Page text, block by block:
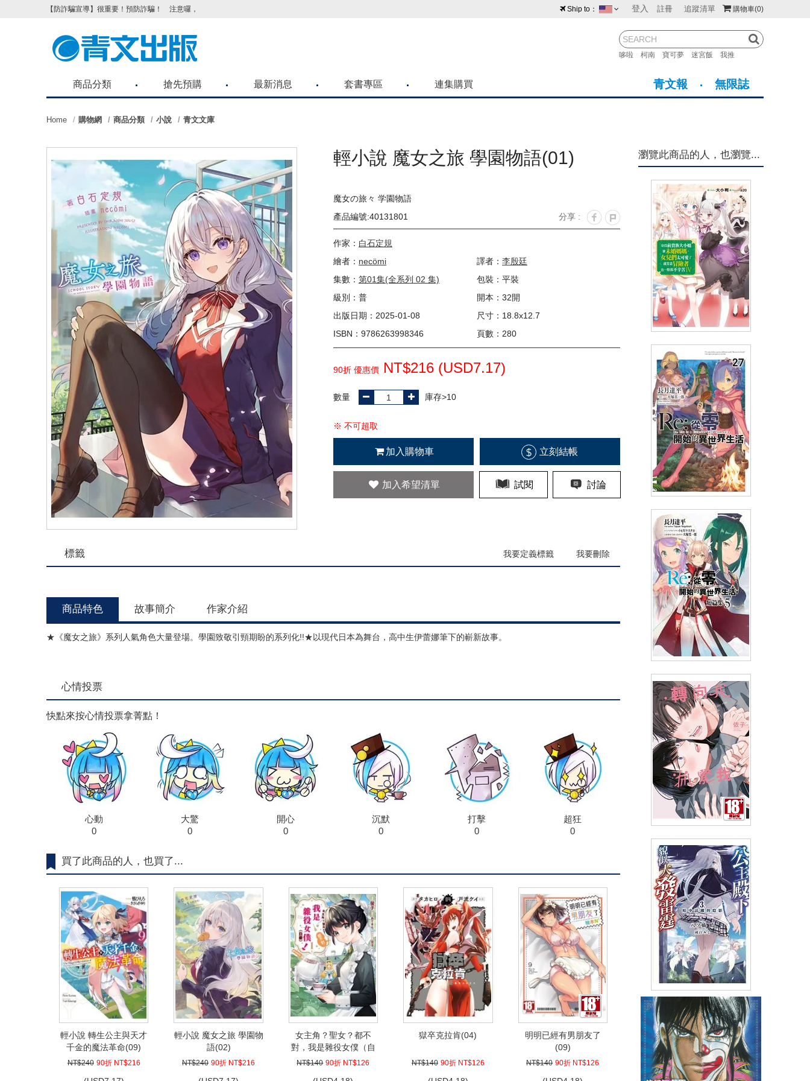
購物車(0)
登入 註冊 追蹤清單
哆啦 柯南 寶可夢 迷宮飯 我推
Ship to：
紐西蘭 馬來西亞
菲律賓
【防詐騙宣導】很重要！預防詐騙！ 注意囉，不要被騙了！請各位喜歡青文購物網的朋友們，提高警覺！
商品分類 搶先預購 最新消息 套書專區 連集購買 青文報 無限誌
Home 購物網 商品分類 小說 青文文庫
輕小說 魔女之旅 學園物語(01)
魔女の旅々 学園物語
產品編號:40131801
分享 :
作家： 白石定規
繪者： necömi 譯者： 李殷廷
集數： 第01集(全系列 02 集)
包裝：平裝
級別：普
開本：32開
出版日期：2025-01-08
尺寸：18.8x12.7
ISBN：9786263998346
頁數：280
90折 優惠價 NT$216 (USD7.17)
數量 庫存>10
※ 不可超取
加入購物車 $ 立刻結帳
加入希望清單 試閱 討論
標籤 我要定義標籤 我要刪除
商品特色 故事簡介 作家介紹
★《魔女之旅》系列人氣角色大量登場。學園致敬引頸期盼的系列化!!★以現代日本為舞台，高中生伊蕾娜筆下的嶄新故事。
心情投票
快點來按心情投票拿菁點！
心動
0
大驚
0
開心
0
沉默
0
打擊
0
超狂
0
買了此商品的人，也買了...
輕小說 轉生公主與天才
千金的魔法革命(09)
NT$240 90折 NT$216
輕小說 魔女之旅 學園物
語(02)
NT$240 90折 NT$216
女主角？聖女？都不
對，我是雜役女僕（自
豪）！@comic(01)
NT$140 90折 NT$126
獄卒克拉肯(04)
NT$140 90折 NT$126
明明已經有男朋友了
(09)
NT$140 90折 NT$126
瀏覽此商品的人，也瀏覽...
輕小說 身為前貴族大小姐兼未
婚媽媽，女兒們太可愛了就算當
冒險者也一點都不辛苦(04)
NT$240 90折 NT$216 USD7.17)
輕小說 Re:從零開始的異世界生
活(27)
NT$220 90折 NT$198 (USD6.57)
活 短篇集(05)
NT$220 90折 NT$198 (USD6.57)
轉向我抓緊我(全)
NT$140 90折 NT$126 (USD4.18)
輕小說 公主殿下貌似大發雷霆
(03)限定版
NT$290 90折 NT$261 (USD8.67)